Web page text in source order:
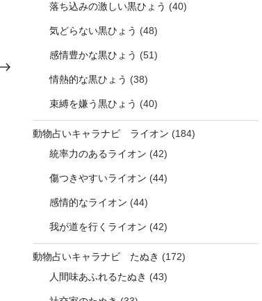
落ち込みの激しい黒ひょう (40)
気どらない黒ひょう (48)
感情豊かな黒ひょう (51)
情熱的な黒ひょう (38)
束縛を嫌う黒ひょう (40)
動物占いキャラナビ ライオン (184)
統率力のあるライオン (42)
傷つきやすいライオン (44)
感情的なライオン (44)
我が道を行くライオン (42)
動物占いキャラナビ たぬき (172)
人間味あふれるたぬき (43)